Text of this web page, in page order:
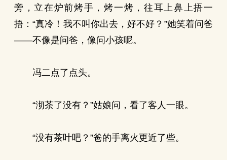
旁，立在炉前烤手，烤一烤，往耳上鼻上捂一
捂：“真冷！我不叫你出去，好不好？”她笑着问爸
——不像是问爸，像问小孩呢。
冯二点了点头。
“沏茶了没有？”姑娘问，看了客人一眼。
“没有茶叶吧？”爸的手离火更近了些。